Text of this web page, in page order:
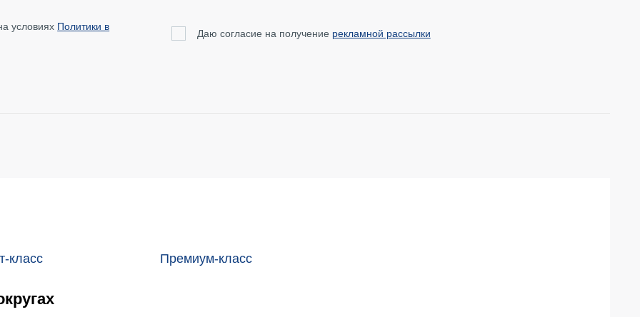
условиях Политики в
Даю согласие на получение рекламной рассылки
класс Премиум-класс